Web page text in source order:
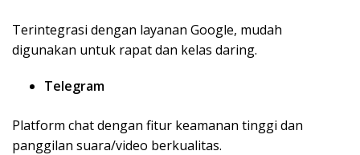
Terintegrasi dengan layanan Google, mudah
digunakan untuk rapat dan kelas daring.
Telegram
Platform chat dengan fitur keamanan tinggi dan
panggilan suara/video berkualitas.